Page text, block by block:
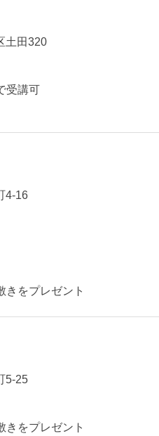
土田320
受講可
4-16
きをプレゼント
5-25
きをプレゼント